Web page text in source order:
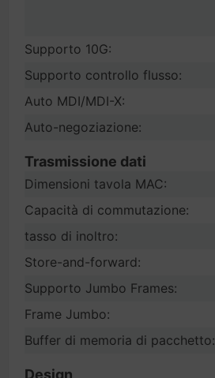
Supporto 10G:
Supporto controllo flusso:
Auto MDI/MDI-X:
Auto-negoziazione:
Trasmissione dati
Dimensioni tavola MAC:
Capacità di commutazione:
tasso di inoltro:
Store-and-forward:
Supporto Jumbo Frames:
Frame Jumbo:
Buffer di memoria di pacchetto:
Design